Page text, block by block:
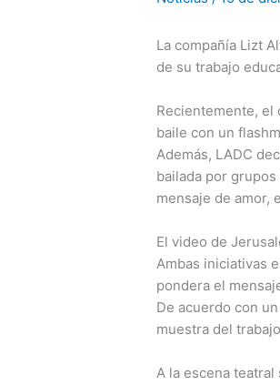
La compañía Lizt
de su trabajo
Recientemente, el
baile con un
Además, LADC
bailada por
mensaje de amor,
El video de
Ambas iniciativas
pondera el
De acuerdo con
muestra del
A la escena